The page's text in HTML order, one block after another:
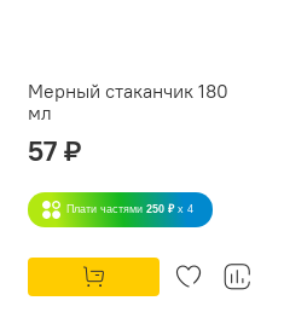
Мерный стаканчик 180
мл
57 ₽
Плати частями 250 ₽ x 4